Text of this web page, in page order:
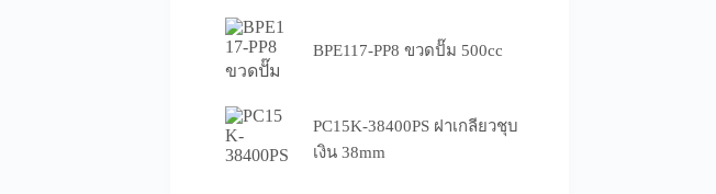
BPE117-PP8 ขวดปั๊ม 500cc
PC15K-38400PS ฝาเกลียวชุบ
เงิน 38mm